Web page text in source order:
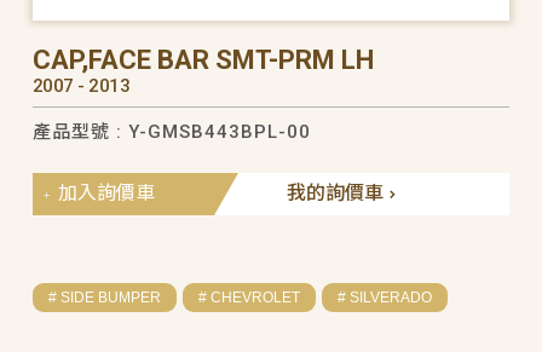
CAP,FACE BAR SMT-PRM LH
2007 - 2013
產品型號 : Y-GMSB443BPL-00
我的詢價車
加入詢價車
# SIDE BUMPER # CHEVROLET # SILVERADO